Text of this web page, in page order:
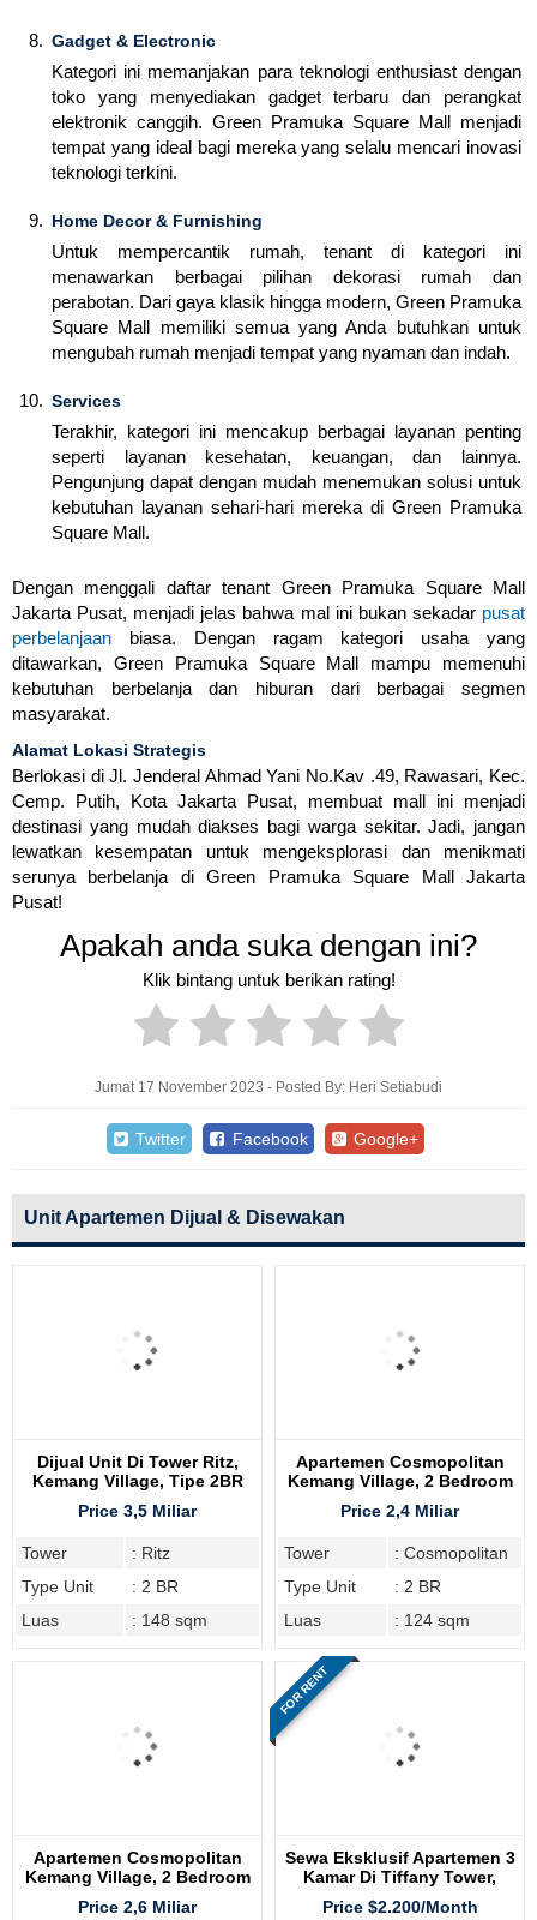
Gadget & Electronic
Kategori ini memanjakan para teknologi enthusiast dengan
toko yang menyediakan gadget terbaru dan perangkat
elektronik canggih. Green Pramuka Square Mall menjadi
tempat yang ideal bagi mereka yang selalu mencari inovasi
teknologi terkini.
Home Decor & Furnishing
Untuk mempercantik rumah, tenant di kategori ini
menawarkan berbagai pilihan dekorasi rumah dan
perabotan. Dari gaya klasik hingga modern, Green Pramuka
Square Mall memiliki semua yang Anda butuhkan untuk
mengubah rumah menjadi tempat yang nyaman dan indah.
Services
Terakhir, kategori ini mencakup berbagai layanan penting
seperti layanan kesehatan, keuangan, dan lainnya.
Pengunjung dapat dengan mudah menemukan solusi untuk
kebutuhan layanan sehari-hari mereka di Green Pramuka
Square Mall.
Dengan menggali daftar tenant Green Pramuka Square Mall
Jakarta Pusat, menjadi jelas bahwa mal ini bukan sekadar pusat
perbelanjaan biasa. Dengan ragam kategori usaha yang
ditawarkan, Green Pramuka Square Mall mampu memenuhi
kebutuhan berbelanja dan hiburan dari berbagai segmen
masyarakat.
Alamat Lokasi Strategis
Berlokasi di Jl. Jenderal Ahmad Yani No.Kav .49, Rawasari, Kec.
Cemp. Putih, Kota Jakarta Pusat, membuat mall ini menjadi
destinasi yang mudah diakses bagi warga sekitar. Jadi, jangan
lewatkan kesempatan untuk mengeksplorasi dan menikmati
serunya berbelanja di Green Pramuka Square Mall Jakarta
Pusat!
Apakah anda suka dengan ini?
Klik bintang untuk berikan rating!
Jumat 17 November 2023 - Posted By: Heri Setiabudi
Twitter Facebook Google+
Unit Apartemen Dijual & Disewakan
Dijual Unit Di Tower Ritz,
Kemang Village, Tipe 2BR
Price 3,5 Miliar
Tower
: Ritz
Type Unit
: 2 BR
Luas
: 148 sqm
Apartemen Cosmopolitan
Kemang Village, 2 Bedroom
Price 2,4 Miliar
Tower
: Cosmopolitan
Type Unit
: 2 BR
Luas
: 124 sqm
Apartemen Cosmopolitan
Kemang Village, 2 Bedroom
Price 2,6 Miliar
FOR RENT
Sewa Eksklusif Apartemen 3
Kamar Di Tiffany Tower,
Kemang Village Residence
Price $2.200/Month